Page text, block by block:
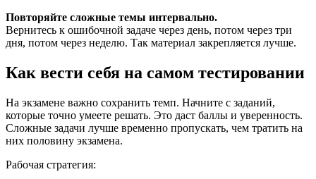
Повторяйте сложные темы интервально.
Вернитесь к ошибочной задаче через день, потом через три
дня, потом через неделю. Так материал закрепляется лучше.
Как вести себя на самом тестировании
На экзамене важно сохранить темп. Начните с заданий,
которые точно умеете решать. Это даст баллы и уверенность.
Сложные задачи лучше временно пропускать, чем тратить на
них половину экзамена.
Рабочая стратегия: